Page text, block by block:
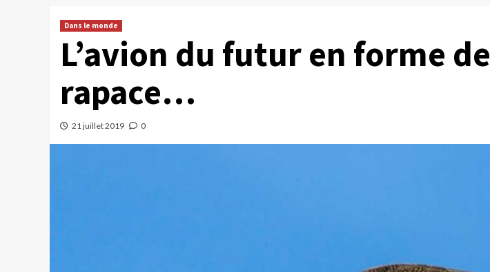
Dans le monde
L’avion du futur en forme de
rapace…
21 juillet 2019 0